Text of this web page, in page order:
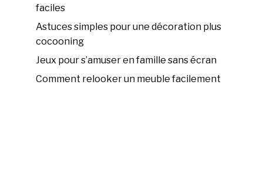
faciles
Astuces simples pour une décoration plus
cocooning
Jeux pour s’amuser en famille sans écran
Comment relooker un meuble facilement